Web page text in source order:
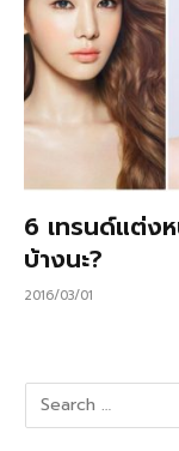
6 เทรนด์แต่ง
บ้างนะ?
2016/03/01